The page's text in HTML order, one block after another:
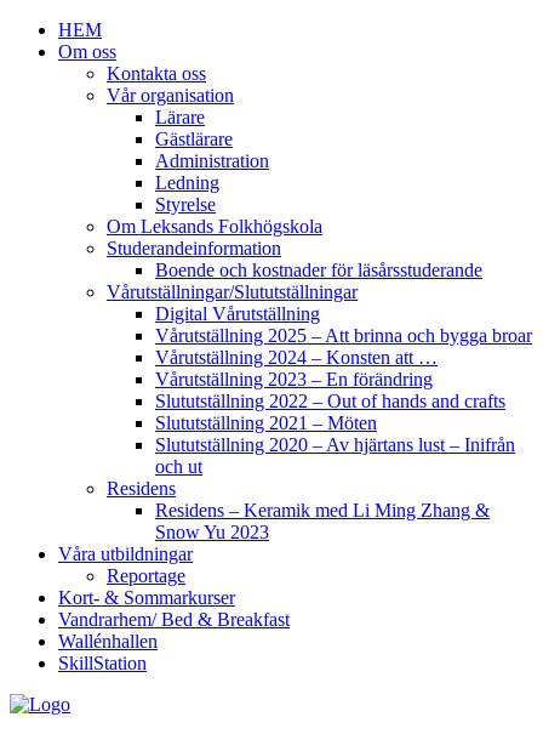
HEM
Om oss
Kontakta oss
Vår organisation
Lärare
Gästlärare
Administration
Ledning
Styrelse
Om Leksands Folkhögskola
Studerandeinformation
Boende och kostnader för läsårsstuderande
Vårutställningar/Slututställningar
Digital Vårutställning
Vårutställning 2025 – Att brinna och bygga broar
Vårutställning 2024 – Konsten att …
Vårutställning 2023 – En förändring
Slututställning 2022 – Out of hands and crafts
Slututställning 2021 – Möten
Slututställning 2020 – Av hjärtans lust – Inifrån
och ut
Residens
Residens – Keramik med Li Ming Zhang &
Snow Yu 2023
Våra utbildningar
Reportage
Kort- & Sommarkurser
Vandrarhem/ Bed & Breakfast
Wallénhallen
SkillStation